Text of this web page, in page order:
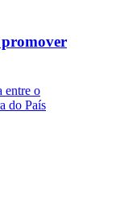
entre o
do País